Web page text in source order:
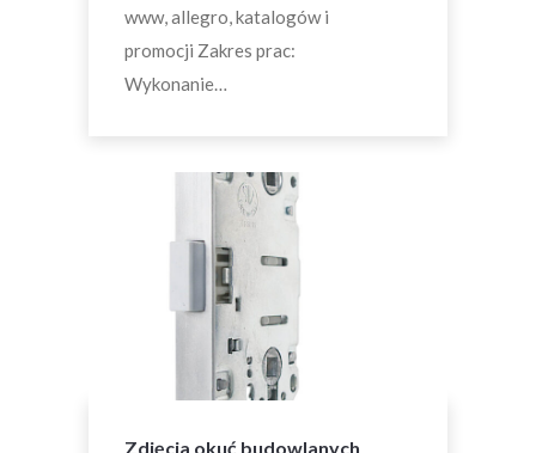
www, allegro, katalogów i
promocji Zakres prac:
Wykonanie…
Zdjęcia okuć budowlanych